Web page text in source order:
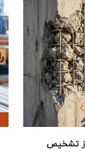
تشخیص